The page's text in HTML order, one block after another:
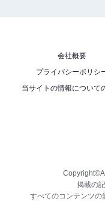
会社概要
プライバシーポリシ
当サイトの情報について
掲載の
すべてのコンテンツの